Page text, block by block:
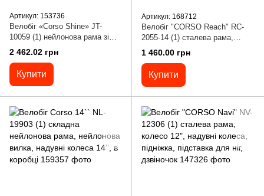
Артикул: 153736
Велобіг «Corso Shine» JT-
10059 (1) нейлонова рама зі
світлом, нейлонова вилка,
надувні колеса 12’’, в коробці
2 462.02 грн
Купити
Артикул: 168712
Велобіг "CORSO Reach" RC-
2055-14 (1) сталева рама,
колесо 12", надувні колеса,
підніжка, підставка для ніг,
дзвіночок
1 460.00 грн
Купити